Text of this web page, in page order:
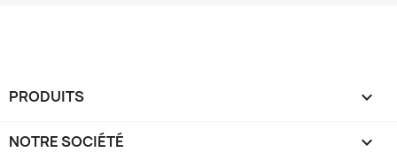
PRODUITS 
NOTRE SOCIÉTÉ 